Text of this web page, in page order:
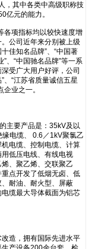
，其中各类中高级职称技
亿元的能力。
项指标均以较快速度增
公司近年来分别被上级
佳知名品牌”、“中国著
”、“中国驰名品牌”等一系
受广大用户好评，公司
、“江苏省质量诚信五星
业之一。
主要产品是：35kV及以
电缆、 0.6／1kV聚氯乙
电缆、控制电缆、计算
低压电线、有线电视
、聚乙烯、交联聚乙
点开发了低烟无卤、低
耐油、耐火型、屏蔽
缆最大导体截面为铝芯
造，拥有国际先进水平